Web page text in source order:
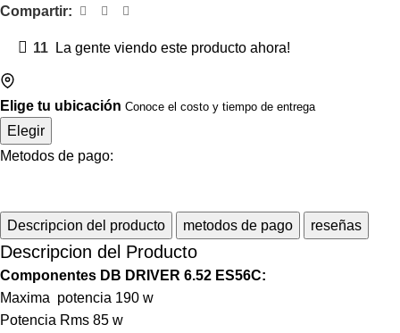
Compartir:
11 La gente viendo este producto ahora!
Elige tu ubicación Conoce el costo y tiempo de entrega
Elegir
Metodos de pago:
Descripcion del producto metodos de pago reseñas
Descripcion del Producto
Componentes DB DRIVER 6.52 ES56C:
Maxima potencia 190 w
Potencia Rms 85 w